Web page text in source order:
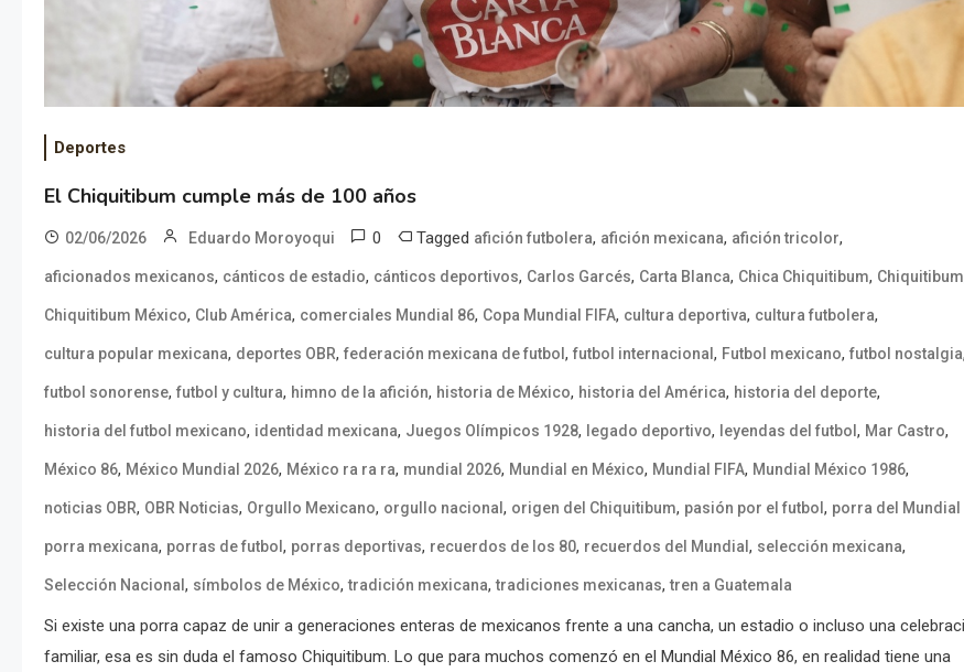
Deportes
El Chiquitibum cumple más de 100 años
02/06/2026 Eduardo Moroyoqui 0 Tagged afición futbolera, afición mexicana, afición tricolor,
aficionados mexicanos, cánticos de estadio, cánticos deportivos, Carlos Garcés, Carta Blanca, Chica Chiquitibum, Chiquitibum
Chiquitibum México, Club América, comerciales Mundial 86, Copa Mundial FIFA, cultura deportiva, cultura futbolera,
cultura popular mexicana, deportes OBR, federación mexicana de futbol , futbol internacional , Futbol mexicano, futbol nostalgia,
futbol sonorense, futbol y cultura, himno de la afición, historia de México, historia del América, historia del deporte,
historia del futbol mexicano, identidad mexicana, Juegos Olímpicos 1928, legado deportivo, leyendas del futbol , Mar Castro,
México 86, México Mundial 2026, México ra ra ra, mundial 2026, Mundial en México, Mundial FIFA, Mundial México 1986,
noticias OBR, OBR Noticias, Orgullo Mexicano, orgullo nacional , origen del Chiquitibum, pasión por el futbol , porra del Mundial
porra mexicana, porras de futbol , porras deportivas, recuerdos de los 80, recuerdos del Mundial , selección mexicana,
Selección Nacional , símbolos de México,tradición mexicana,tradiciones mexicanas,tren a Guatemala
Si existe una porra capaz de unir a generaciones enteras de mexicanos frente a una cancha, un estadio o incluso una
familiar, esa es sin duda el famoso Chiquitibum. Lo que para muchos comenzó en el Mundial México 86, en realidad tiene una